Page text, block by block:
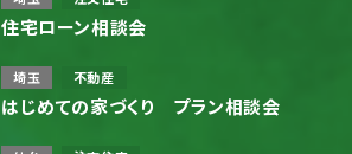
住宅ローン相談会
埼玉 不動産
はじめての家づくり プラン相談会